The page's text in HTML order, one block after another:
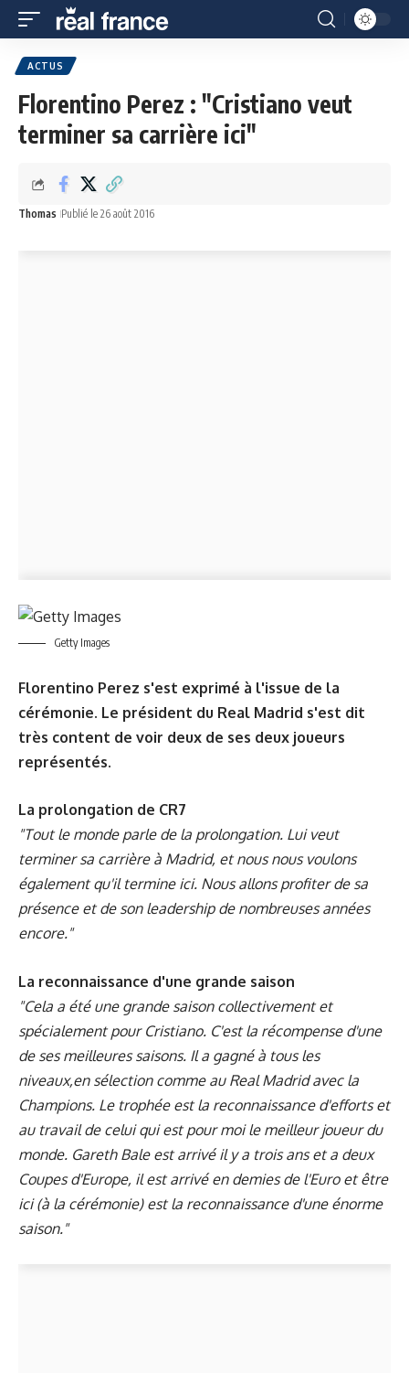
ACTUS
Florentino Perez : "Cristiano veut
terminer sa carrière ici"
Thomas Publié le 26 août 2016
Getty Images
Florentino Perez s'est exprimé à l'issue de la
cérémonie. Le président du Real Madrid s'est dit
très content de voir deux de ses deux joueurs
représentés.
La prolongation de CR7
"Tout le monde parle de la prolongation. Lui veut
terminer sa carrière à Madrid, et nous nous voulons
également qu'il termine ici. Nous allons profiter de sa
présence et de son leadership de nombreuses années
encore."
La reconnaissance d'une grande saison
"Cela a été une grande saison collectivement et
spécialement pour Cristiano. C'est la récompense d'une
de ses meilleures saisons. Il a gagné à tous les
niveaux,en sélection comme au Real Madrid avec la
Champions. Le trophée est la reconnaissance d'efforts et
au travail de celui qui est pour moi le meilleur joueur du
monde. Gareth Bale est arrivé il y a trois ans et a deux
Coupes d'Europe, il est arrivé en demies de l'Euro et être
ici (à la cérémonie) est la reconnaissance d'une énorme
saison."